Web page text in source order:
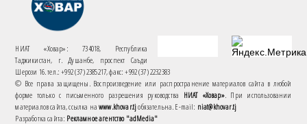
НИАТ «Ховар»: 734018, Республика
Таджикистан, г. Душанбе, проспект Саъди
Шерози 16. тел.: +992 (37) 2385217, факс: +992 (37) 2232383
© Все права защищены. Воспроизведение или распространение материалов сайта в любой
форме только с письменного разрешения руководства НИАТ «Ховар». При использовании
материалов сайта, ссылка наwww.khovar.tjобязательна. E-mail: niat@khovar.tj
Разработка сайта: Рекламное агентство "adMedia"